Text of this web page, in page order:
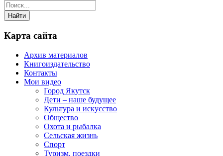
Карта сайта
Архив материалов
Книгоиздательство
Контакты
Мои видео
Город Якутск
Дети – наше будущее
Культура и искусство
Общество
Охота и рыбалка
Сельская жизнь
Спорт
Туризм, поездки